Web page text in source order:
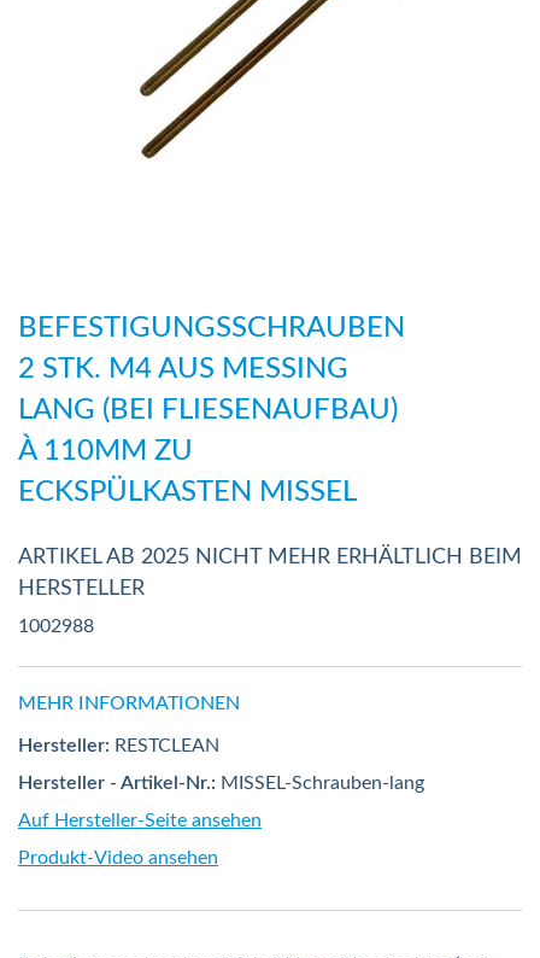
BEFESTIGUNGSSCHRAUBEN
2 STK. M4 AUS MESSING
LANG (BEI FLIESENAUFBAU)
À 110MM ZU
ECKSPÜLKASTEN MISSEL
ARTIKEL AB 2025 NICHT MEHR ERHÄLTLICH BEIM
HERSTELLER
1002988
MEHR INFORMATIONEN
Hersteller: RESTCLEAN
Hersteller - Artikel-Nr.: MISSEL-Schrauben-lang
Auf Hersteller-Seite ansehen
Produkt-Video ansehen
Anfang
Bildergalerie
springen